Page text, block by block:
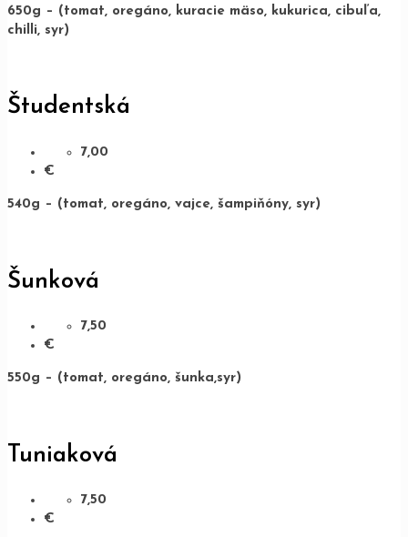
650g – (tomat, oregáno, kuracie mäso, kukurica, cibuľa,
chilli, syr)
Študentská
7,00
€
540g – (tomat, oregáno, vajce, šampiňóny, syr)
Šunková
7,50
€
550g – (tomat, oregáno, šunka,syr)
Tuniaková
7,50
€